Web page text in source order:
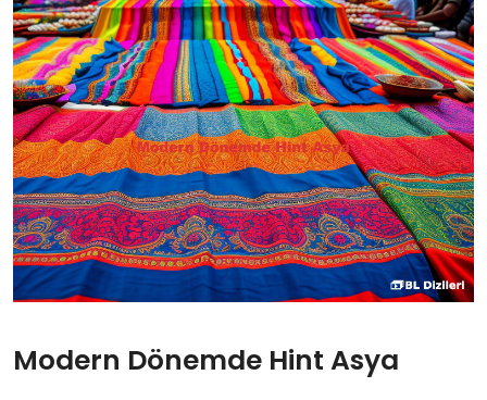
Modern Dönemde Hint Asya